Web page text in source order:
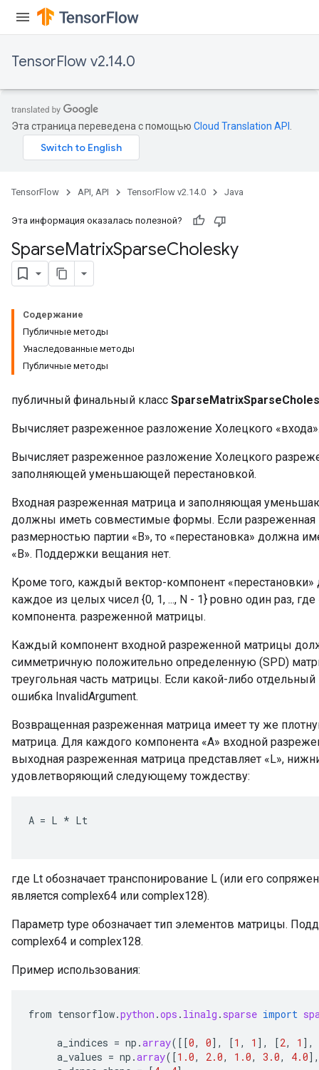
TensorFlow v2.14.0
Эта страница переведена с помощью Cloud Translation API
TensorFlow API, API TensorFlow v2.14.0 Java
Эта информация оказалась полезной?
SparseMatrixSparseCholesky
Содержание
Публичные методы
Унаследованные методы
Публичные методы
публичный финальный класс
Вычисляет разреженное разложение Холецкого
Вычисляет разреженное разложение Холецкого
заполняющей уменьшающей перестановкой.
Входная разреженная матрица и заполняющая
должны иметь совместимые формы. Если разреженная
размерностью партии «B», то «перестановка» должна
«B». Поддержки вещания нет.
Кроме того, каждый вектор-компонент
каждое из целых чисел {0, 1, ..., N - 1} ровно один раз,
компонента. разреженной матрицы.
Каждый компонент входной разреженной матрицы
симметричную положительно определенную (SPD)
треугольная часть матрицы. Если какой-либо
ошибка InvalidArgument.
Возвращенная разреженная матрица имеет ту же
матрица. Для каждого компонента «A» входной
выходная разреженная матрица представляет «L»,
удовлетворяющий следующему тождеству:
A = L * Lt
где Lt обозначает транспонирование L (или его
является complex64 или complex128).
Параметр type обозначает тип элементов матрицы.
complex64 и complex128.
Пример использования:
from tensorflow.python .ops . linalg . sparse import
a_indices = np .array( [[0, 0] , [1 , 1 ] , [2, 1 ] ,
a_values = np .array( [1.0, 2.0, 1.0, 3.0, 4.0] ,